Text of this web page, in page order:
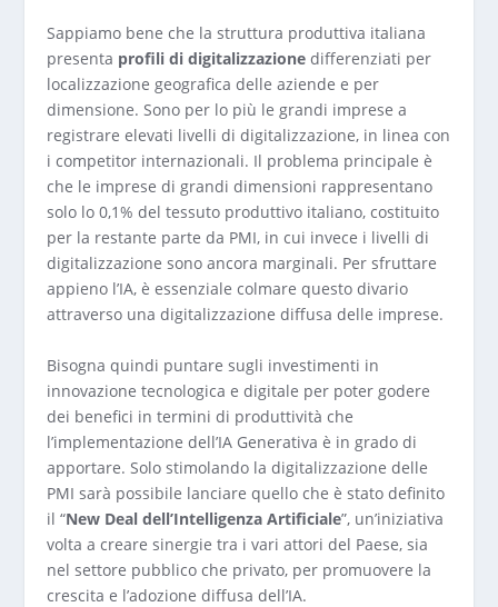
Sappiamo bene che la struttura produttiva italiana
presenta profili di digitalizzazione differenziati per
localizzazione geografica delle aziende e per
dimensione. Sono per lo più le grandi imprese a
registrare elevati livelli di digitalizzazione, in linea con
i competitor internazionali. Il problema principale è
che le imprese di grandi dimensioni rappresentano
solo lo 0,1% del tessuto produttivo italiano, costituito
per la restante parte da PMI, in cui invece i livelli di
digitalizzazione sono ancora marginali. Per sfruttare
appieno l’IA, è essenziale colmare questo divario
attraverso una digitalizzazione diffusa delle imprese.
Bisogna quindi puntare sugli investimenti in
innovazione tecnologica e digitale per poter godere
dei benefici in termini di produttività che
l’implementazione dell’IA Generativa è in grado di
apportare. Solo stimolando la digitalizzazione delle
PMI sarà possibile lanciare quello che è stato definito
il “New Deal dell’Intelligenza Artificiale”, un’iniziativa
volta a creare sinergie tra i vari attori del Paese, sia
nel settore pubblico che privato, per promuovere la
crescita e l’adozione diffusa dell’IA.